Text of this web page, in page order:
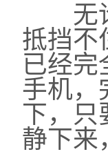
无论
抵挡不
已经完
手机，
下，只
静下来